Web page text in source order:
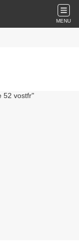
MENU